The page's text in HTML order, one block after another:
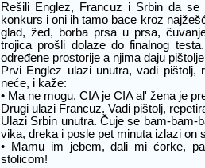
Rešili Englez, Francuz i Srbin da
konkurs i oni ih tamo bace kroz
glad, žeđ, borba prsa u prsa,
trojica prošli dolaze do finalnog
određene prostorije a njima daju
Prvi Englez ulazi unutra, vadi pištolj,
neće, i kaže:
• Ma ne mogu. CIA je CIA al' žena je
Drugi ulazi Francuz. Vadi pištolj,
Ulazi Srbin unutra. Čuje se bam-bam-
vika, dreka i posle pet minuta izlazi on
• Mamu im jebem, dali mi ćorke,
stolicom!